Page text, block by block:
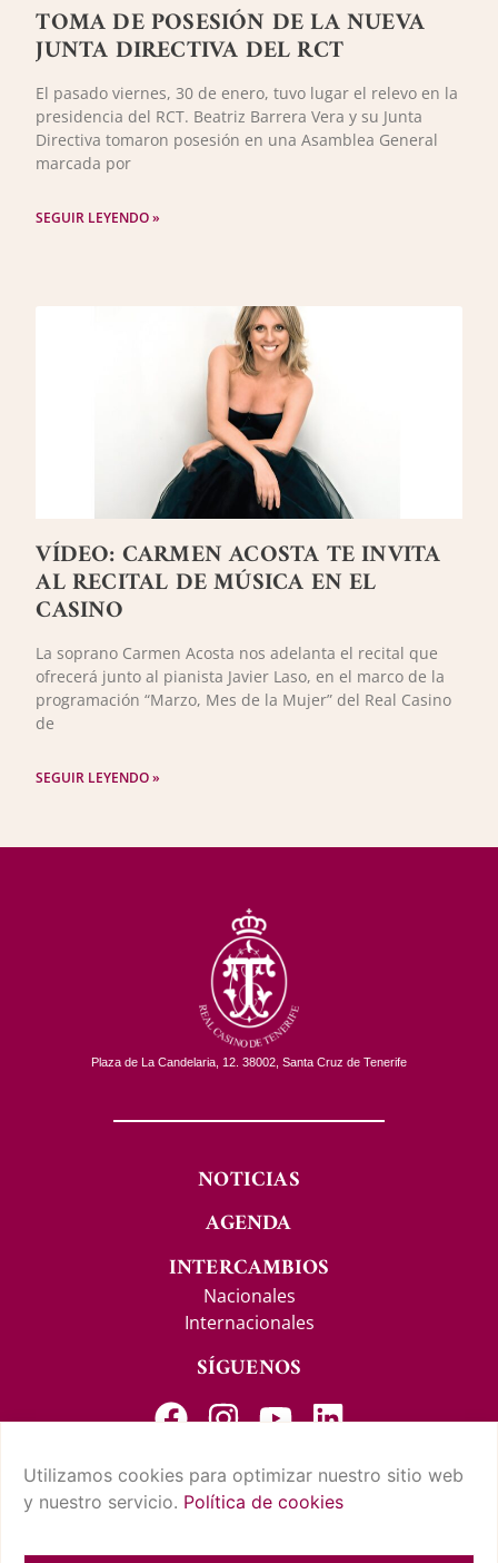
Utilizamos cookies para optimizar nuestro sitio web
y nuestro servicio. Política de cookies
TOMA DE POSESIÓN DE LA NUEVA
JUNTA DIRECTIVA DEL RCT
El pasado viernes, 30 de enero, tuvo lugar el relevo en la
presidencia del RCT. Beatriz Barrera Vera y su Junta
Directiva tomaron posesión en una Asamblea General
marcada por
SEGUIR LEYENDO »
VÍDEO: CARMEN ACOSTA TE INVITA
AL RECITAL DE MÚSICA EN EL
CASINO
La soprano Carmen Acosta nos adelanta el recital que
ofrecerá junto al pianista Javier Laso, en el marco de la
programación “Marzo, Mes de la Mujer” del Real Casino
de
SEGUIR LEYENDO »
Plaza de La Candelaria, 12. 38002, Santa Cruz de Tenerife
NOTICIAS
AGENDA
INTERCAMBIOS
Nacionales
Internacionales
SÍGUENOS
CONTACTO Y SUGERENCIAS
AVISO LEGAL